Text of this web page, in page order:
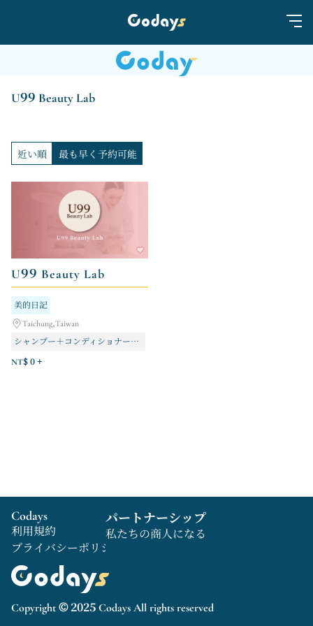
U99 Beauty Lab
近い順 最も早く予約可能
U99 Beauty Lab
美的日記
Taichung,Taiwan
シャンプー＋コンディショナーセット
NT$ 0 +
Copyright © 2025 Codays All rights reserved
Codays
利用規約
プライバシーポリシー
パートナーシップ
私たちの商人になる